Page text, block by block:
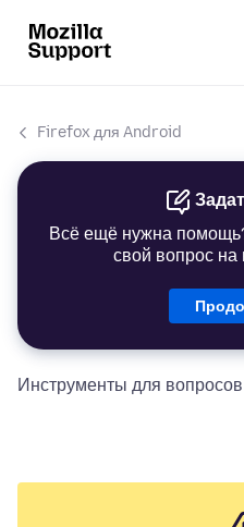
Firefox для Android
Всё ещё нужна
свой вопрос
Инструменты для вопросов